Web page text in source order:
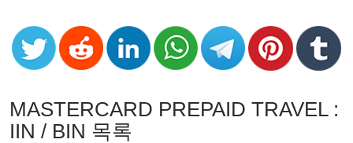
from
Banks
Card
Validator
MASTERCARD PREPAID TRAVEL :
IIN / BIN 목록